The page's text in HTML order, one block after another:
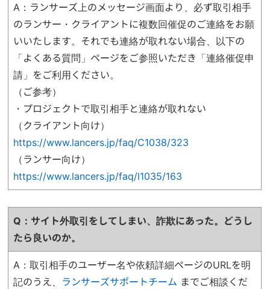
A：ランサーズ上のメッセージ画面より、必ず取引相手
のランサー・クライアントに複数回催促のご連絡をお願
いいたします。それでも連絡が取れない場合、以下の
「よくある質問」ページをご参照いただき「連絡催促申
請」をご利用ください。
（ご参考）
・プロジェクトで取引相手と連絡が取れない
（クライアント向け）
https://www.lancers.jp/faq/C1038/323
（ランサー向け）
https://www.lancers.jp/faq/l1035/163
Q：サイト外取引をしてしまい、詐欺にあった。どうし
たら良いのか。
A：取引相手のユーザー名や依頼詳細ページのURLを明
記のうえ、 ランサーズサポートチーム までご相談くだ